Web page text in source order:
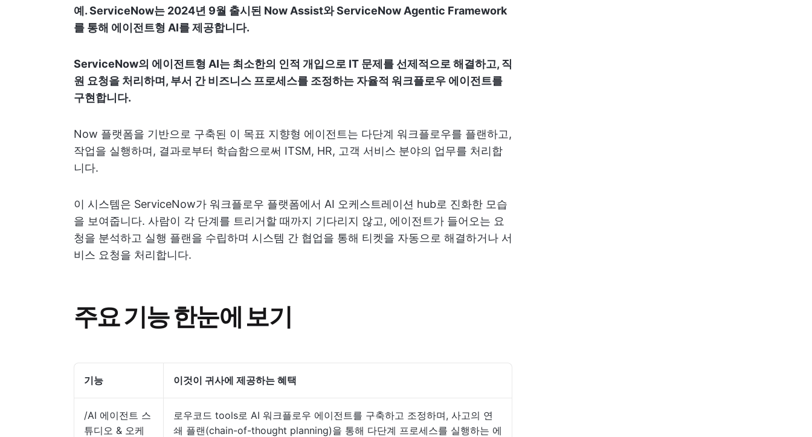
예. ServiceNow는 2024년 9월 출시된 Now Assist와 ServiceNow Agentic Framework
를 통해 에이전트형 AI를 제공합니다.
ServiceNow의 에이전트형 AI는 최소한의 인적 개입으로 IT 문제를 선제적으로 해결하고, 직
원 요청을 처리하며, 부서 간 비즈니스 프로세스를 조정하는 자율적 워크플로우 에이전트를
구현합니다.
Now 플랫폼을 기반으로 구축된 이 목표 지향형 에이전트는 다단계 워크플로우를 플랜하고,
작업을 실행하며, 결과로부터 학습함으로써 ITSM, HR, 고객 서비스 분야의 업무를 처리합
니다.
이 시스템은 ServiceNow가 워크플로우 플랫폼에서 AI 오케스트레이션 hub로 진화한 모습
을 보여줍니다. 사람이 각 단계를 트리거할 때까지 기다리지 않고, 에이전트가 들어오는 요
청을 분석하고 실행 플랜을 수립하며 시스템 간 협업을 통해 티켓을 자동으로 해결하거나 서
비스 요청을 처리합니다.
주요 기능 한눈에 보기
기능 이것이 귀사에 제공하는 혜택
/AI 에이전트 스
튜디오 & 오케
로우코드 tools로 AI 워크플로우 에이전트를 구축하고 조정하며, 사고의 연
쇄 플랜(chain-of-thought planning)을 통해 다단계 프로세스를 실행하는 에